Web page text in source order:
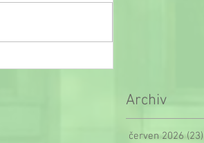
Archiv
červen 2026 (23)